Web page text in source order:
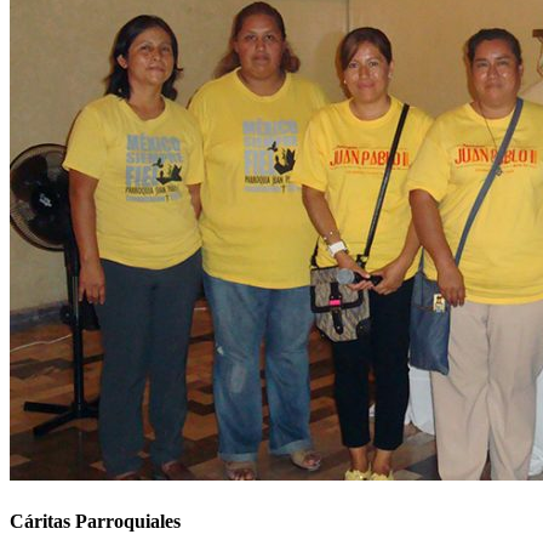
Cáritas Parroquiales